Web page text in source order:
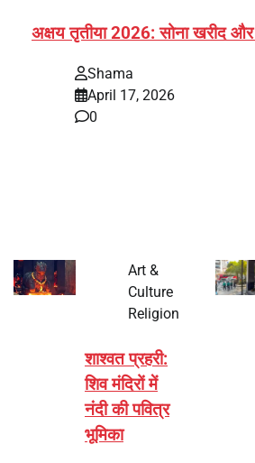
अक्षय तृतीया 2026: सोना खरीद
Shama
April 17, 2026
0
Art &
Culture
Religion
शाश्वत प्रहरी:
शिव मंदिरों में
नंदी की पवित्र
भूमिका